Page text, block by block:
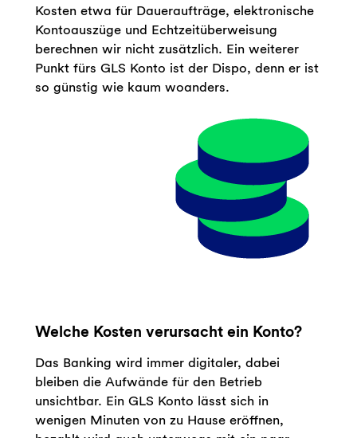
Kosten etwa für Daueraufträge, elektronische
Kontoauszüge und Echtzeitüberweisung
berechnen wir nicht zusätzlich. Ein weiterer
Punkt fürs GLS Konto ist der Dispo, denn er ist
so günstig wie kaum woanders.
Welche Kosten verursacht ein Konto?
Das Banking wird immer digitaler, dabei
bleiben die Aufwände für den Betrieb
unsichtbar. Ein GLS Konto lässt sich in
wenigen Minuten von zu Hause eröffnen,